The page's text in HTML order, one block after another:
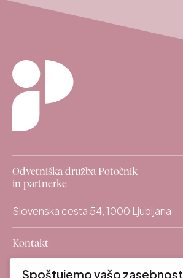
Odvetniška družba Potočnik
in partnerke
Slovenska cesta 54, 1000 Ljubljana
Kontakt
info@odpp.law
Spoštujemo vašo zasebnost